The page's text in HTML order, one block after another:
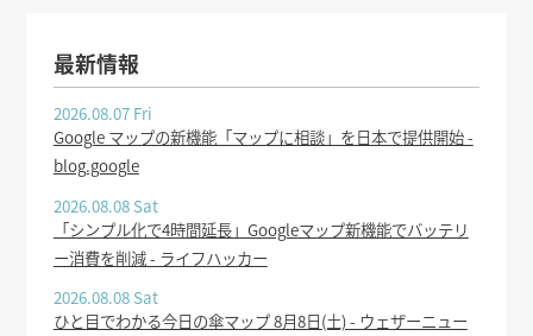
最新情報
2026.08.07 Fri
Google マップの新機能「マップに相談」を日本で提供開始 -
blog.google
2026.08.08 Sat
「シンプル化で4時間延長」Googleマップ新機能でバッテリ
ー消費を削減 - ライフハッカー
2026.08.08 Sat
ひと目でわかる今日の傘マップ 8月8日(土) - ウェザーニュー